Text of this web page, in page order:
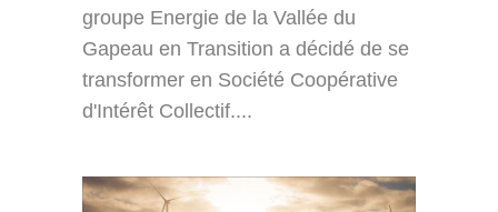
groupe Energie de la Vallée du
Gapeau en Transition a décidé de se
transformer en Société Coopérative
d'Intérêt Collectif....